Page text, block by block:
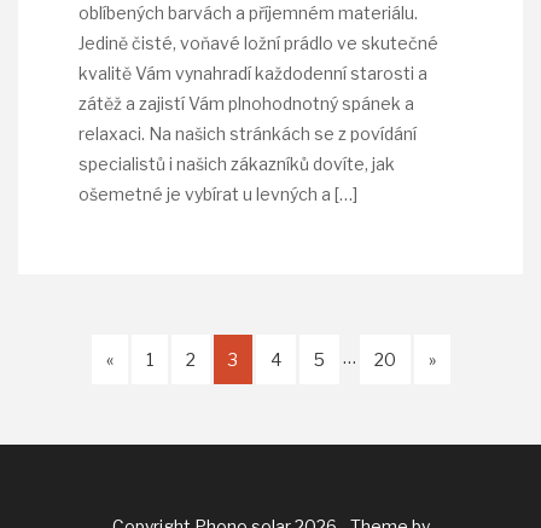
oblíbených barvách a příjemném materiálu.
Jedině čisté, voňavé ložní prádlo ve skutečné
kvalitě Vám vynahradí každodenní starosti a
zátěž a zajistí Vám plnohodnotný spánek a
relaxaci. Na našich stránkách se z povídání
specialistů i našich zákazníků dovíte, jak
ošemetné je vybírat u levných a […]
« 1 2 3 4 5 … 20 »